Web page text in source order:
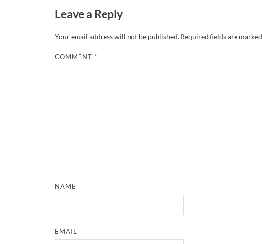
Leave a Reply
Your email address will not be published. Required fields are marked
COMMENT *
NAME
EMAIL